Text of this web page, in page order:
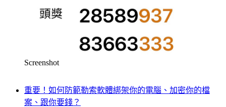
Screenshot
重要！如何防範勒索軟體綁架你的電腦、加密你的檔
案、跟你要錢？